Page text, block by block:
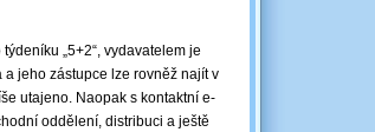
„5+2“, vydavatelem je
a jeho zástupce lze rovněž najít v
utajeno. Naopak s kontaktní e-
oddělení, distribuci a ještě